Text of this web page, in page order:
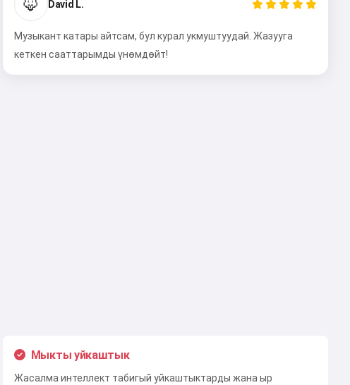
🦊 David L.
Музыкант катары айтсам, бул курал укмуштуудай. Жазууга
кеткен сааттарымды үнөмдөйт!
Мыкты уйкаштык
Жасалма интеллект табигый уйкаштыктарды жана ыр